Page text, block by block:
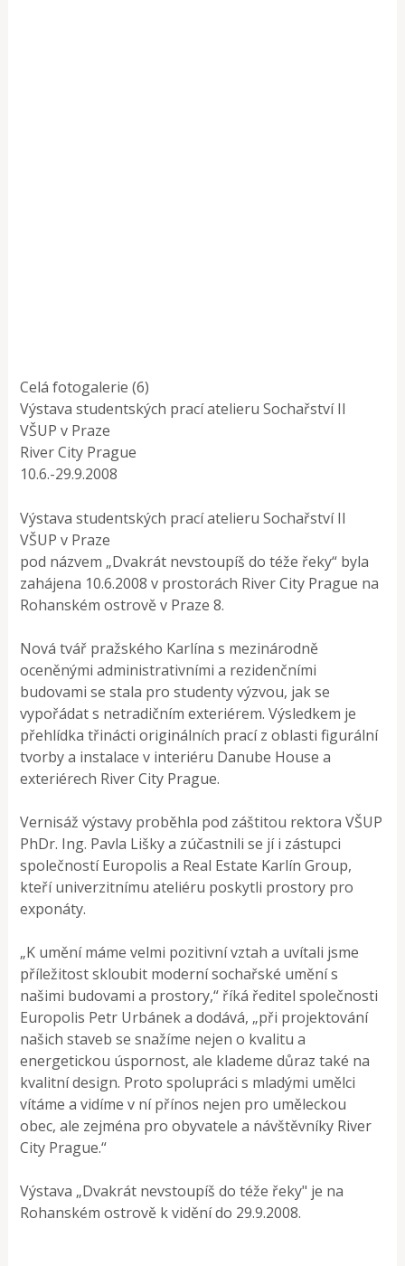
Celá fotogalerie (6)
Výstava studentských prací atelieru Sochařství II
VŠUP v Praze
River City Prague
10.6.-29.9.2008
Výstava studentských prací atelieru Sochařství II
VŠUP v Praze
pod názvem „Dvakrát nevstoupíš do téže řeky“ byla
zahájena 10.6.2008 v prostorách River City Prague na
Rohanském ostrově v Praze 8.
Nová tvář pražského Karlína s mezinárodně
oceněnými administrativními a rezidenčními
budovami se stala pro studenty výzvou, jak se
vypořádat s netradičním exteriérem. Výsledkem je
přehlídka třinácti originálních prací z oblasti figurální
tvorby a instalace v interiéru Danube House a
exteriérech River City Prague.
Vernisáž výstavy proběhla pod záštitou rektora VŠUP
PhDr. Ing. Pavla Lišky a zúčastnili se jí i zástupci
společností Europolis a Real Estate Karlín Group,
kteří univerzitnímu ateliéru poskytli prostory pro
exponáty.
„K umění máme velmi pozitivní vztah a uvítali jsme
příležitost skloubit moderní sochařské umění s
našimi budovami a prostory,“ říká ředitel společnosti
Europolis Petr Urbánek a dodává, „při projektování
našich staveb se snažíme nejen o kvalitu a
energetickou úspornost, ale klademe důraz také na
kvalitní design. Proto spolupráci s mladými umělci
vítáme a vidíme v ní přínos nejen pro uměleckou
obec, ale zejména pro obyvatele a návštěvníky River
City Prague.“
Výstava „Dvakrát nevstoupíš do téže řeky" je na
Rohanském ostrově k vidění do 29.9.2008.